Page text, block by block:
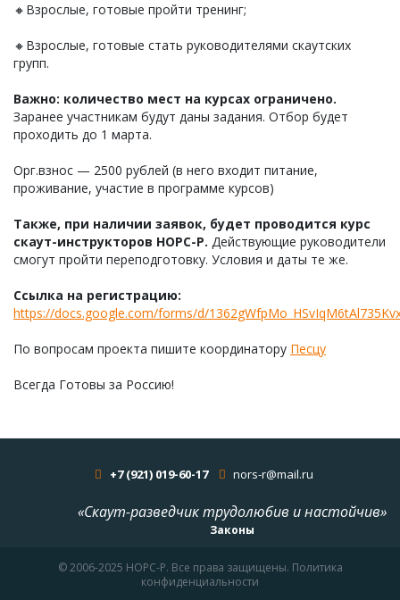
🔸Взрослые, готовые пройти тренинг;
🔸Взрослые, готовые стать руководителями скаутских
групп.
Важно: количество мест на курсах ограничено.
Заранее участникам будут даны задания. Отбор будет
проходить до 1 марта.
Орг.взнос — 2500 рублей (в него входит питание,
проживание, участие в программе курсов)
Также, при наличии заявок, будет проводится курс
скаут-инструкторов НОРС-Р. Действующие руководители
смогут пройти переподготовку. Условия и даты те же.
Ссылка на регистрацию:
https://docs.google.com/forms/d/
По вопросам проекта пишите координатору Песцу
Всегда Готовы за Россию!
+7 (921) 019-60-17 nors-r@mail.ru
«Скаут-разведчик трудолюбив и настойчив»
Законы
© 2006-2025 НОРС-Р. Все права защищены. Политика
конфиденциальности